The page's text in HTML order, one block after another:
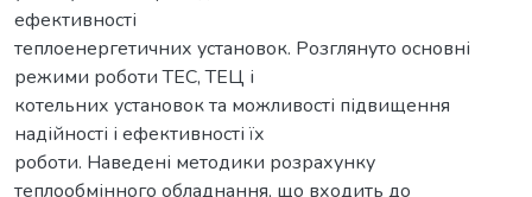
ефективності
теплоенергетичних установок. Розглянуто основні
режими роботи ТЕС, ТЕЦ і
котельних установок та можливості підвищення
надійності і ефективності їх
роботи. Наведені методики розрахунку
теплообмінного обладнання, що входить до